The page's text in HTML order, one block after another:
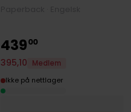
43900
395,10
Medlem
Ikke på nettlager